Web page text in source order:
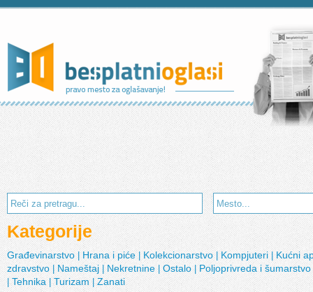
Kategorije
Građevinarstvo Hrana i piće Kolekcionarstvo |Kompjuteri
Kućni
zdravstvo | Nameštaj | Nekretnine Ostalo Poljoprivreda i šumarstvo
|Tehnika|Turizam|Zanati